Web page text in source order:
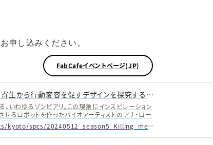
申し込みください。
FabCafeイベントページ(JP)
【 京都・バルセロナ同時開催】寄生から行動変容を促すデザインを探究する実験プログラム - FabCafe Kyoto
いわゆるゾンビアリ。この現象にインスピレーション
るロボットを作ったバイオアーティストのアナ・ロー
女の思考をトレースして、自分だけの寄生装置を作るワ
点を繋いで開催します。プロトタイピングにはソニー
異なる自然観を持つメンバーと自然と人間の関係を反
https://fabcafe.com/jp/events/kyoto/spcs/20240512_season5_Killing_me_softly/?fbclid=IwAR3W4IC-rXbWaDgQxj2_5--Hv9mRNhpNWaCFKe7vMS-bbdwEL9GDc5YHAdo_aem_AYNEVmfIcA4cf0hkkFqTFzyX_ZlSzwgQ_UxTaCBErt17v-vLc4NxzdG5gSZPrYUHkPWBl0CpPEb7TFG67mpem6wQ